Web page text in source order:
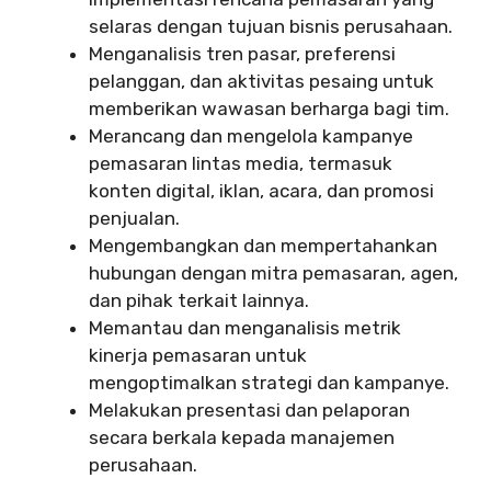
selaras dengan tujuan bisnis perusahaan.
Menganalisis tren pasar, preferensi
pelanggan, dan aktivitas pesaing untuk
memberikan wawasan berharga bagi tim.
Merancang dan mengelola kampanye
pemasaran lintas media, termasuk
konten digital, iklan, acara, dan promosi
penjualan.
Mengembangkan dan mempertahankan
hubungan dengan mitra pemasaran, agen,
dan pihak terkait lainnya.
Memantau dan menganalisis metrik
kinerja pemasaran untuk
mengoptimalkan strategi dan kampanye.
Melakukan presentasi dan pelaporan
secara berkala kepada manajemen
perusahaan.